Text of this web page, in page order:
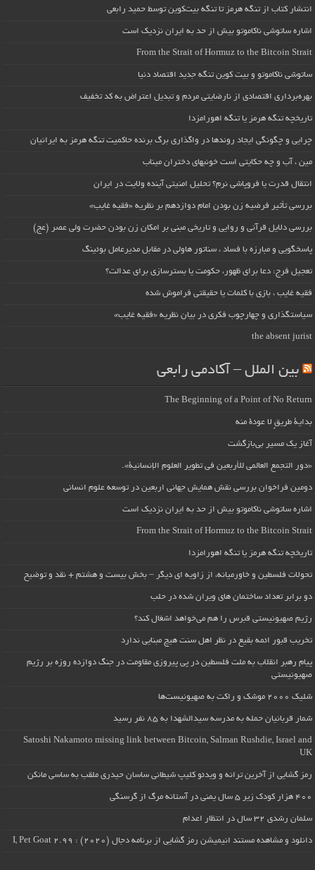
انتشار کتاب از تنگه هرمز تا تنگه بیت‌کوین توسط حمید رابعی
اشاره ساتوشی ناکاموتو بیش از حد به ایران نزدیک است
From the Strait of Hormuz to the Bitcoin Strait
ساتوشی ناکاموتو و بیت کوین تنگه جدید اقتصاد دنیا
بهره‌برداری اقتصادی از نارضایتی مردم و تبدیل اعتراض به کد تخفیف
تاریخچه تنگه هرمز یا تنگه اهورامزدا
چرایی و چگونگی ایجاد روندها در واگذاری برگ برنده حاکمیت تنگه هرمز به ایرانیان
مین ، آب و چه حکایتی است خونبهای دختران میناب
انتقال قدرت یا فروپاشی نرم؟ تحلیل امنیتی آینده ولایت در ایران
بررسی تأثیر فرضیه زن بودن امام دوازدهم بر نظریه «فقیه غایب»
بررسی دلایل قرآنی و روایی و تاریخی مبنی بر امکان زن بودن حضرت ولی عصر (عج)
پاسخگویی و مبارزه با فساد ، سناتور هاولی در مقابل مدیرعامل بوئینگ
تعجیل فرج: دعا برای ظهور، حکومت یا بسترسازی برای عدالت؟
فقیه غایب ، بازی با کلمات یا حقیقتی فراموش شده
سیاستگذاری و چهارچوب فکری در بیان نظریه «فقیه غایب»
the absent jurist
بین الملل – آکادمی رابعی
The Beginning of a Point of No Return
بداية طريقٍ لا عودة منه
آغاز یک مسیر بی‌بازگشت
«دور التجمع العالمي للأربعين في تطوير العلوم الإنسانية».
دومین فراخوان بررسی نقش همایش جهانی اربعین در توسعه علوم انسانی
اشاره ساتوشی ناکاموتو بیش از حد به ایران نزدیک است
From the Strait of Hormuz to the Bitcoin Strait
تاریخچه تنگه هرمز یا تنگه اهورامزدا
تحولات فلسطین و خاورمیانه، از زاویه ای دیگر – بخش بیست و هشتم + نقد و توضیح
دو برابر تعداد ساختمان های ویران شده در حلب
رژیم صهیونیستی قبرس را هم می‌خواهد اشغال کند؟
تخریب قبور ائمه بقیع در نظر اهل سنت هیچ مبنایی ندارد
پیام رهبر انقلاب به ملت فلسطین در پی پیروزی مقاومت در جنگ دوازده روزه بر رژیم
صهیونیستی
شلیک ۲۰۰۰ موشک و راکت به صهیونیست‌ها
شمار قربانیان حمله به مدرسه سیدالشهدا به ۸۵ نفر رسید
Satoshi Nakamoto missing link between Bitcoin, Salman Rushdie, Israel and
UK
رمز گشایی از آخرین ترانه و ویدئو کلیپ شیطانی ساسان حیدری ملقب به ساسی مانکن
۴۰۰ هزار کودک زیر ۵ سال یمنی در آستانه مرگ از گرسنگی
سلمان رشدی ۳۲ سال در انتظار اعدام
دانلود و مشاهده مستند انیمیشن رمز گشایی از برنامه دجال (۲۰۲۰) : I, Pet Goat 2.99